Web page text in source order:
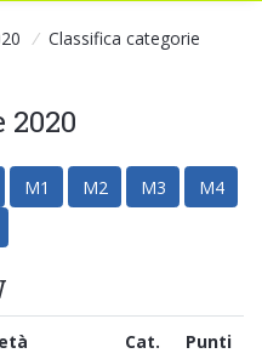
/ Classifica categorie
M1 M2 M3
M4
Cat. Punti